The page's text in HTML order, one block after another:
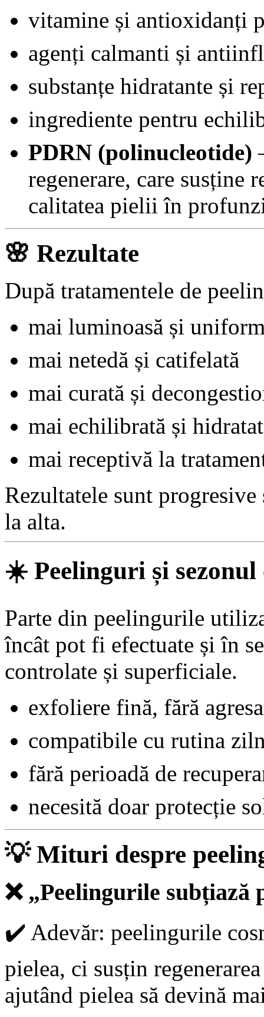
vitamine și antioxidanți
agenți calmanti și
substanțe hidratante și
ingrediente pentru
PDRN (polinucleotide)
regenerare, care susține
calitatea pielii în
🌸 Rezultate
După tratamentele de
mai luminoasă și
mai netedă și catifelată
mai curată și
mai echilibrată și
mai receptivă la
Rezultatele sunt
la alta.
☀️ Peelinguri și sezonul
Parte din peelingurile
încât pot fi efectuate și în
controlate și superficiale.
exfoliere fină, fără
compatibile cu rutina
fără perioadă de
necesită doar protecție
💡Mituri despre
❌„Peelingurile subțiază
✔️ Adevăr: peelingurile
pielea, ci susțin
ajutând pielea să devină